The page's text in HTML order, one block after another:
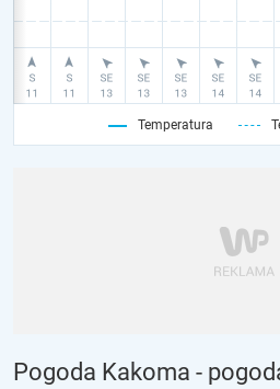
Temperatura
Pogoda Kakoma -